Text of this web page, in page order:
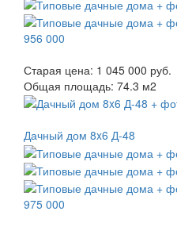
956 000
Старая цена: 1 045 000 руб.
Общая площадь: 74.3 м2
Дачный дом 8x6 Д-48
975 000